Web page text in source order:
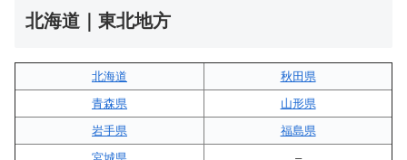
北海道｜東北地方
北海道
秋田県
青森県
山形県
岩手県
福島県